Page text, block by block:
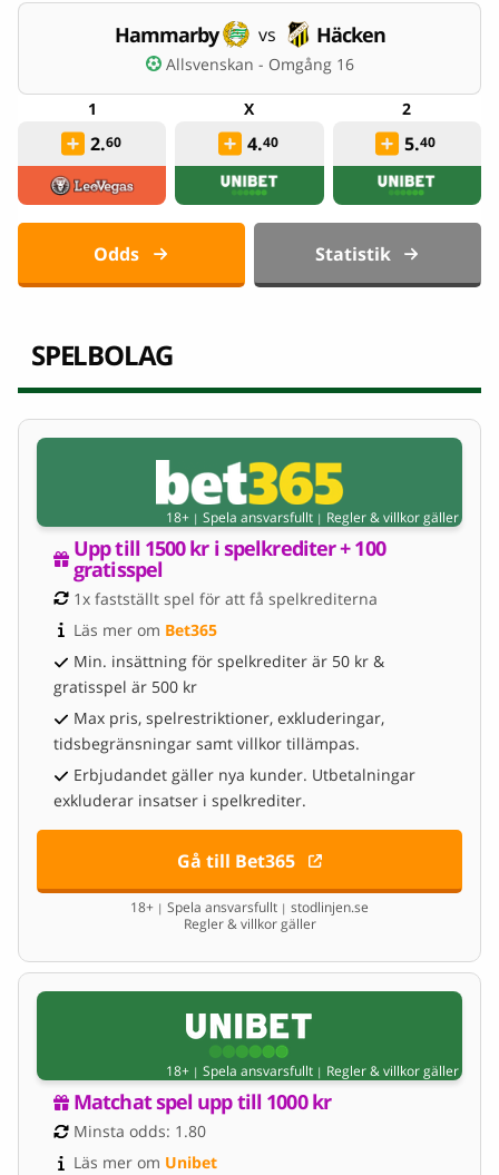
Hammarby vs Häcken
Allsvenskan - Omgång 16
2.60 4.40 5.40
Odds Statistik
SPELBOLAG
18+ | Spela ansvarsfullt | Regler & villkor gäller
Upp till 1500 kr i spelkrediter + 100
gratisspel
1x fastställt spel för att få spelkrediterna
Läs mer om Bet365
Min. insättning för spelkrediter är 50 kr &
gratisspel är 500 kr
Max pris, spelrestriktioner, exkluderingar,
tidsbegränsningar samt villkor tillämpas.
Erbjudandet gäller nya kunder. Utbetalningar
exkluderar insatser i spelkrediter.
Gå till Bet365
18+ | Spela ansvarsfullt | stodlinjen.se
Regler & villkor gäller
18+ | Spela ansvarsfullt | Regler & villkor gäller
Matchat spel upp till 1000 kr
Minsta odds: 1.80
Läs mer om Unibet